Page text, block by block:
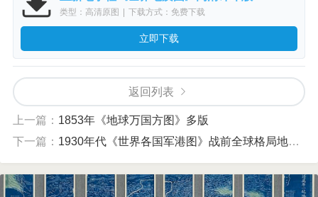
类型：高清原图 | 下载方式：免费下载
立即下载
返回列表
上一篇： 1853年《地球万国方图》多版
下一篇： 1930年代《世界各国军港图》战前全球格局地理详图